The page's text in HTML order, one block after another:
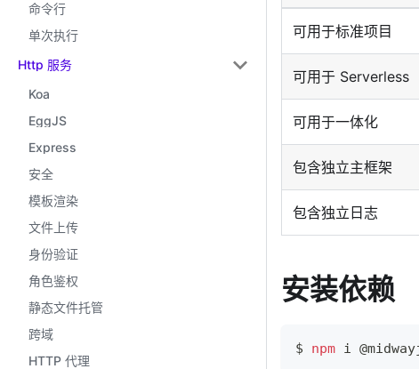
命令行
单次执行
Http 服务
Koa
EggJS
Express
安全
模板渲染
文件上传
身份验证
角色鉴权
静态文件托管
跨域
HTTP 代理
可用于标准项目
可用于 Serverless
可用于一体化
包含独立主框架
包含独立日志
安装依赖
$ npm i